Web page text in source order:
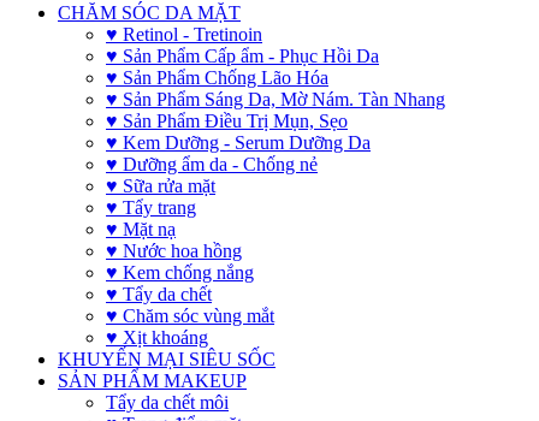
CHĂM SÓC DA MẶT
♥ Retinol - Tretinoin
♥ Sản Phẩm Cấp ẩm - Phục Hồi Da
♥ Sản Phẩm Chống Lão Hóa
♥ Sản Phẩm Sáng Da, Mờ Nám. Tàn Nhang
♥ Sản Phẩm Điều Trị Mụn, Sẹo
♥ Kem Dưỡng - Serum Dưỡng Da
♥ Dưỡng ẩm da - Chống nẻ
♥ Sữa rửa mặt
♥ Tẩy trang
♥ Mặt nạ
♥ Nước hoa hồng
♥ Kem chống nắng
♥ Tẩy da chết
♥ Chăm sóc vùng mắt
♥ Xịt khoáng
KHUYẾN MẠI SIÊU SỐC
SẢN PHẨM MAKEUP
Tẩy da chết môi